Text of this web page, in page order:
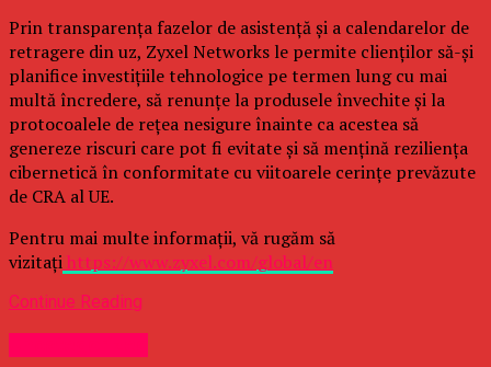
Prin transparența fazelor de asistență și a calendarelor de
retragere din uz, Zyxel Networks le permite clienților să-și
planifice investițiile tehnologice pe termen lung cu mai
multă încredere, să renunțe la produsele învechite și la
protocoalele de rețea nesigure înainte ca acestea să
genereze riscuri care pot fi evitate și să mențină reziliența
cibernetică în conformitate cu viitoarele cerințe prevăzute
de CRA al UE.
Pentru mai multe informații, vă rugăm să
vizitațihttps://www.zyxel.com/global/en
Continue Reading